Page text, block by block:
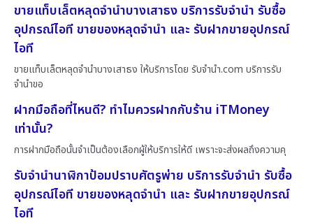
ขายแท็บเล็ตหลุดจำนำบางเสาธง บริการรับจำนำ รับซื้อ
อุปกรณ์ไอที ขายของหลุดจำนำ และ รับฝากขายอุปกรณ์
ไอที
ขายแท็บเล็ตหลุดจำนำบางเสาธง ให้บริการโดย รับจํานํา.com บริการรับ
จำนำขอ
ฝากมือถือที่ไหนดี? ทำไมควรฝากกับร้าน iTMoney
เท่านั้น?
การฝากมือถือนั้นจำเป็นต้องเลือกผู้ให้บริการให้ดี เพราะจะส่งผลถึงความคุ
รับจำนำนาฬิกาป้อมปราบศัตรูพ่าย บริการรับจำนำ รับซื้อ
อุปกรณ์ไอที ขายของหลุดจำนำ และ รับฝากขายอุปกรณ์
ไอที